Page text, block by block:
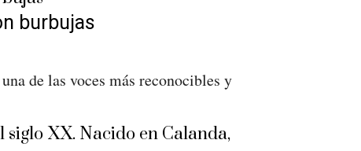
burbujas
de las voces más reconocibles y